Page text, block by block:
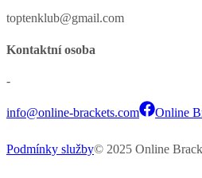
toptenklub@gmail.com
Kontaktní osoba
-
info@online-brackets.com Online
Podmínky služby© 2025 Online